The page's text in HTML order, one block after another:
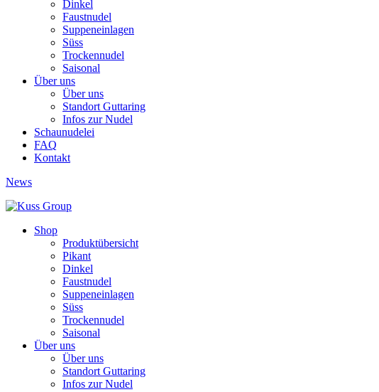
Dinkel
Faustnudel
Suppeneinlagen
Süss
Trockennudel
Saisonal
Über uns
Über uns
Standort Guttaring
Infos zur Nudel
Schaunudelei
FAQ
Kontakt
News
Shop
Produktübersicht
Pikant
Dinkel
Faustnudel
Suppeneinlagen
Süss
Trockennudel
Saisonal
Über uns
Über uns
Standort Guttaring
Infos zur Nudel